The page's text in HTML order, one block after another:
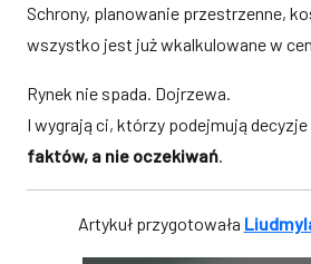
Schrony, planowanie przestrzenne,
wszystko jest już wkalkulowane w
Rynek nie spada. Dojrzewa.
I wygrają ci, którzy podejmują decyzje
faktów, a nie oczekiwań
Artykuł przygotowała